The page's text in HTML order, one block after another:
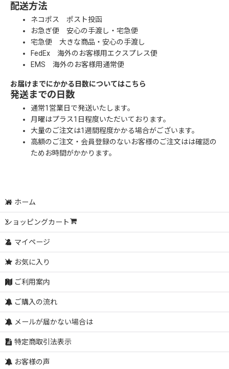
配送方法
ネコポス ポスト投函
お急ぎ便 安心の手渡し・宅急便
宅急便 大きな商品・安心の手渡し
FedEx 海外のお客様用エクスプレス便
EMS 海外のお客様用通常便
お届けまでにかかる日数についてはこちら
発送までの日数
通常1営業日で発送いたします。
月曜はプラス1日程度いただいております。
大量のご注文は1週間程度かかる場合がございます。
高額のご注文・会員登録のないお客様のご注文はは確認の
ためお時間がかかります。
ホーム
ショッピングカート
マイページ
お気に入り
ご利用案内
ご購入の流れ
メールが届かない場合は
特定商取引法表示
お客様の声